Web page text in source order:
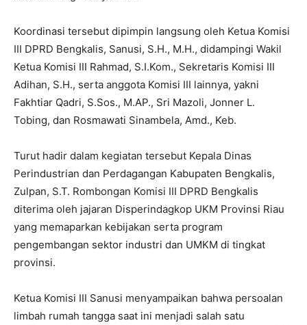
Koordinasi tersebut dipimpin langsung oleh Ketua Komisi
III DPRD Bengkalis, Sanusi, S.H., M.H., didampingi Wakil
Ketua Komisi III Rahmad, S.I.Kom., Sekretaris Komisi III
Adihan, S.H., serta anggota Komisi III lainnya, yakni
Fakhtiar Qadri, S.Sos., M.AP., Sri Mazoli, Jonner L.
Tobing, dan Rosmawati Sinambela, Amd., Keb.
Turut hadir dalam kegiatan tersebut Kepala Dinas
Perindustrian dan Perdagangan Kabupaten Bengkalis,
Zulpan, S.T. Rombongan Komisi III DPRD Bengkalis
diterima oleh jajaran Disperindagkop UKM Provinsi Riau
yang memaparkan kebijakan serta program
pengembangan sektor industri dan UMKM di tingkat
provinsi.
Ketua Komisi III Sanusi menyampaikan bahwa persoalan
limbah rumah tangga saat ini menjadi salah satu